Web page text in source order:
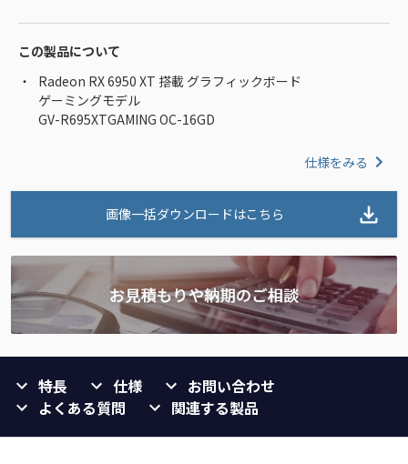
この製品について
Radeon RX 6950 XT 搭載 グラフィックボード
ゲーミングモデル
GV-R695XTGAMING OC-16GD
仕様をみる
画像一括ダウンロードはこちら
特長 仕様
お問い合わせ
よくある質問
関連する製品